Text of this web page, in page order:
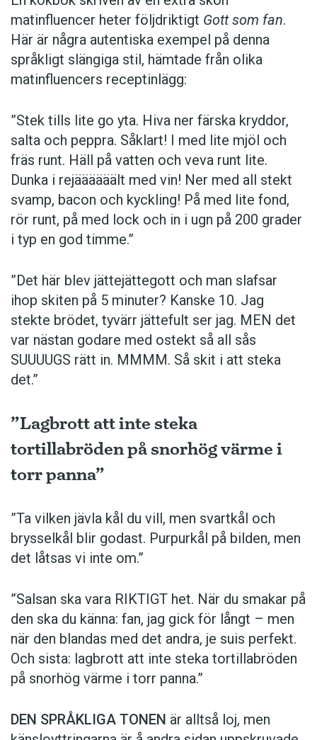
matinfluencer heter följd­riktigt Gott som fan.
Här är några autentiska ­exempel på denna
språkligt slängiga stil, ­hämtade från olika
matinfluencers receptinlägg:
”Stek tills lite go yta. Hiva ner färska kryddor,
salta och peppra. Såklart! I med lite mjöl och
fräs runt. Häll på vatten och veva runt lite.
Dunka i rejäääääält med vin! Ner med all stekt
svamp, bacon och kyckling! På med lite fond,
rör runt, på med lock och in i ugn på 200 grader
i typ en god timme.”
”Det här blev jättejättegott och man slafsar
ihop skiten på 5 minuter? Kanske 10. Jag
stekte brödet, tyvärr jättefult ser jag. MEN det
var nästan godare med ostekt så all sås
SUUUUGS rätt in. MMMM. Så skit i att steka
det.”
”Lagbrott att inte steka
tortillabröden på snorhög värme i
torr panna”
”Ta vilken jävla kål du vill, men svartkål och
brysselkål blir ­godast. ­Purpurkål på bilden, men
det låtsas vi inte om.”
”Salsan ska vara ­RIKTIGT het. När du smakar på
den ska du känna: fan, jag gick för långt – men
när den blandas med det andra, je suis perfekt.
Och sista: lagbrott att inte steka tortillabröden
på snorhög värme i torr panna.”
DEN SPRÅKLIGA TONEN är alltså loj, men